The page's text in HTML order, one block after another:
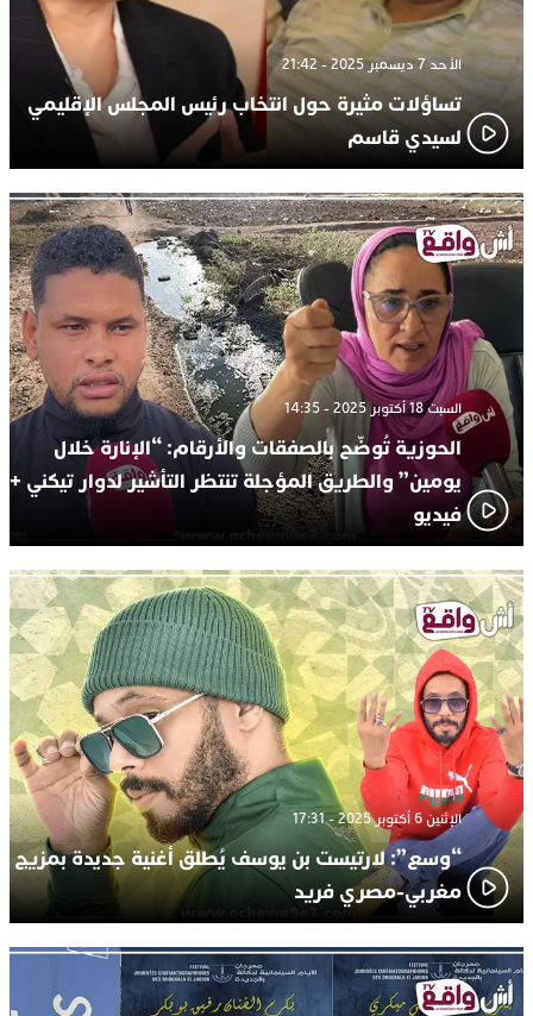
الأحد 7 ديسمبر 2025 - 21:42
تساؤلات مثيرة حول انتخاب رئيس المجلس الإقليمي
لسيدي قاسم
السبت 18 أكتوبر 2025 - 14:35
الحوزية تُوضّح بالصفقات والأرقام: “الإنارة خلال
يومين” والطريق المؤجلة تنتظر التأشير لدوار تيكني +
فيديو
الإثنين 6 أكتوبر 2025 - 17:31
“وسع”: لارتيست بن يوسف يُطلق أغنية جديدة بمزيج
مغربي-مصري فريد